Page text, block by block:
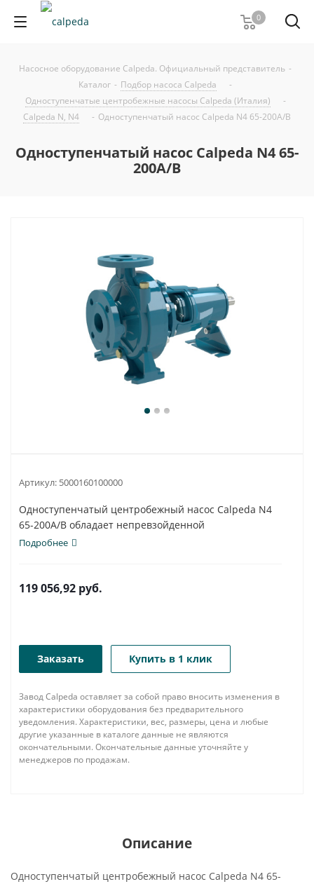
0
Насосное оборудование Calpeda. Официальный представитель -
Каталог - Подбор насоса Calpeda
-
Одноступенчатые центробежные насосы Calpeda (Италия)
-
Calpeda N, N4
- Одноступенчатый насос Calpeda N4 65-200A/B
Одноступенчатый насос Calpeda N4 65-
200A/B
Артикул: 5000160100000
Одноступенчатый центробежный насос Calpeda N4
65-200A/B обладает непревзойденной
универсальностью...
Подробнее
119 056,92 руб.
Заказать Купить в 1 клик
Завод Calpeda оставляет за собой право вносить изменения в
характеристики оборудования без предварительного
уведомления. Характеристики, вес, размеры, цена и любые
другие указанные в каталоге данные не являются
окончательными. Окончательные данные уточняйте у
менеджеров по продажам.
Описание
Одноступенчатый центробежный насос Calpeda N4 65-